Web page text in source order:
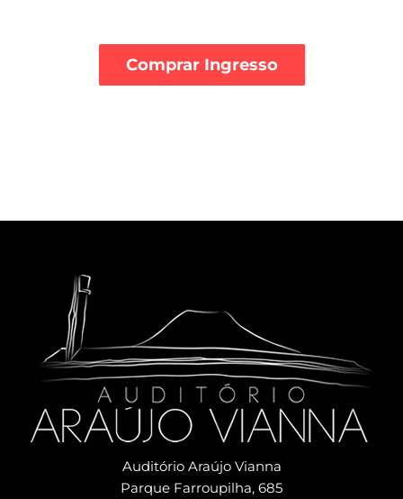
Comprar Ingresso
Auditório Araújo Vianna
Parque Farroupilha, 685